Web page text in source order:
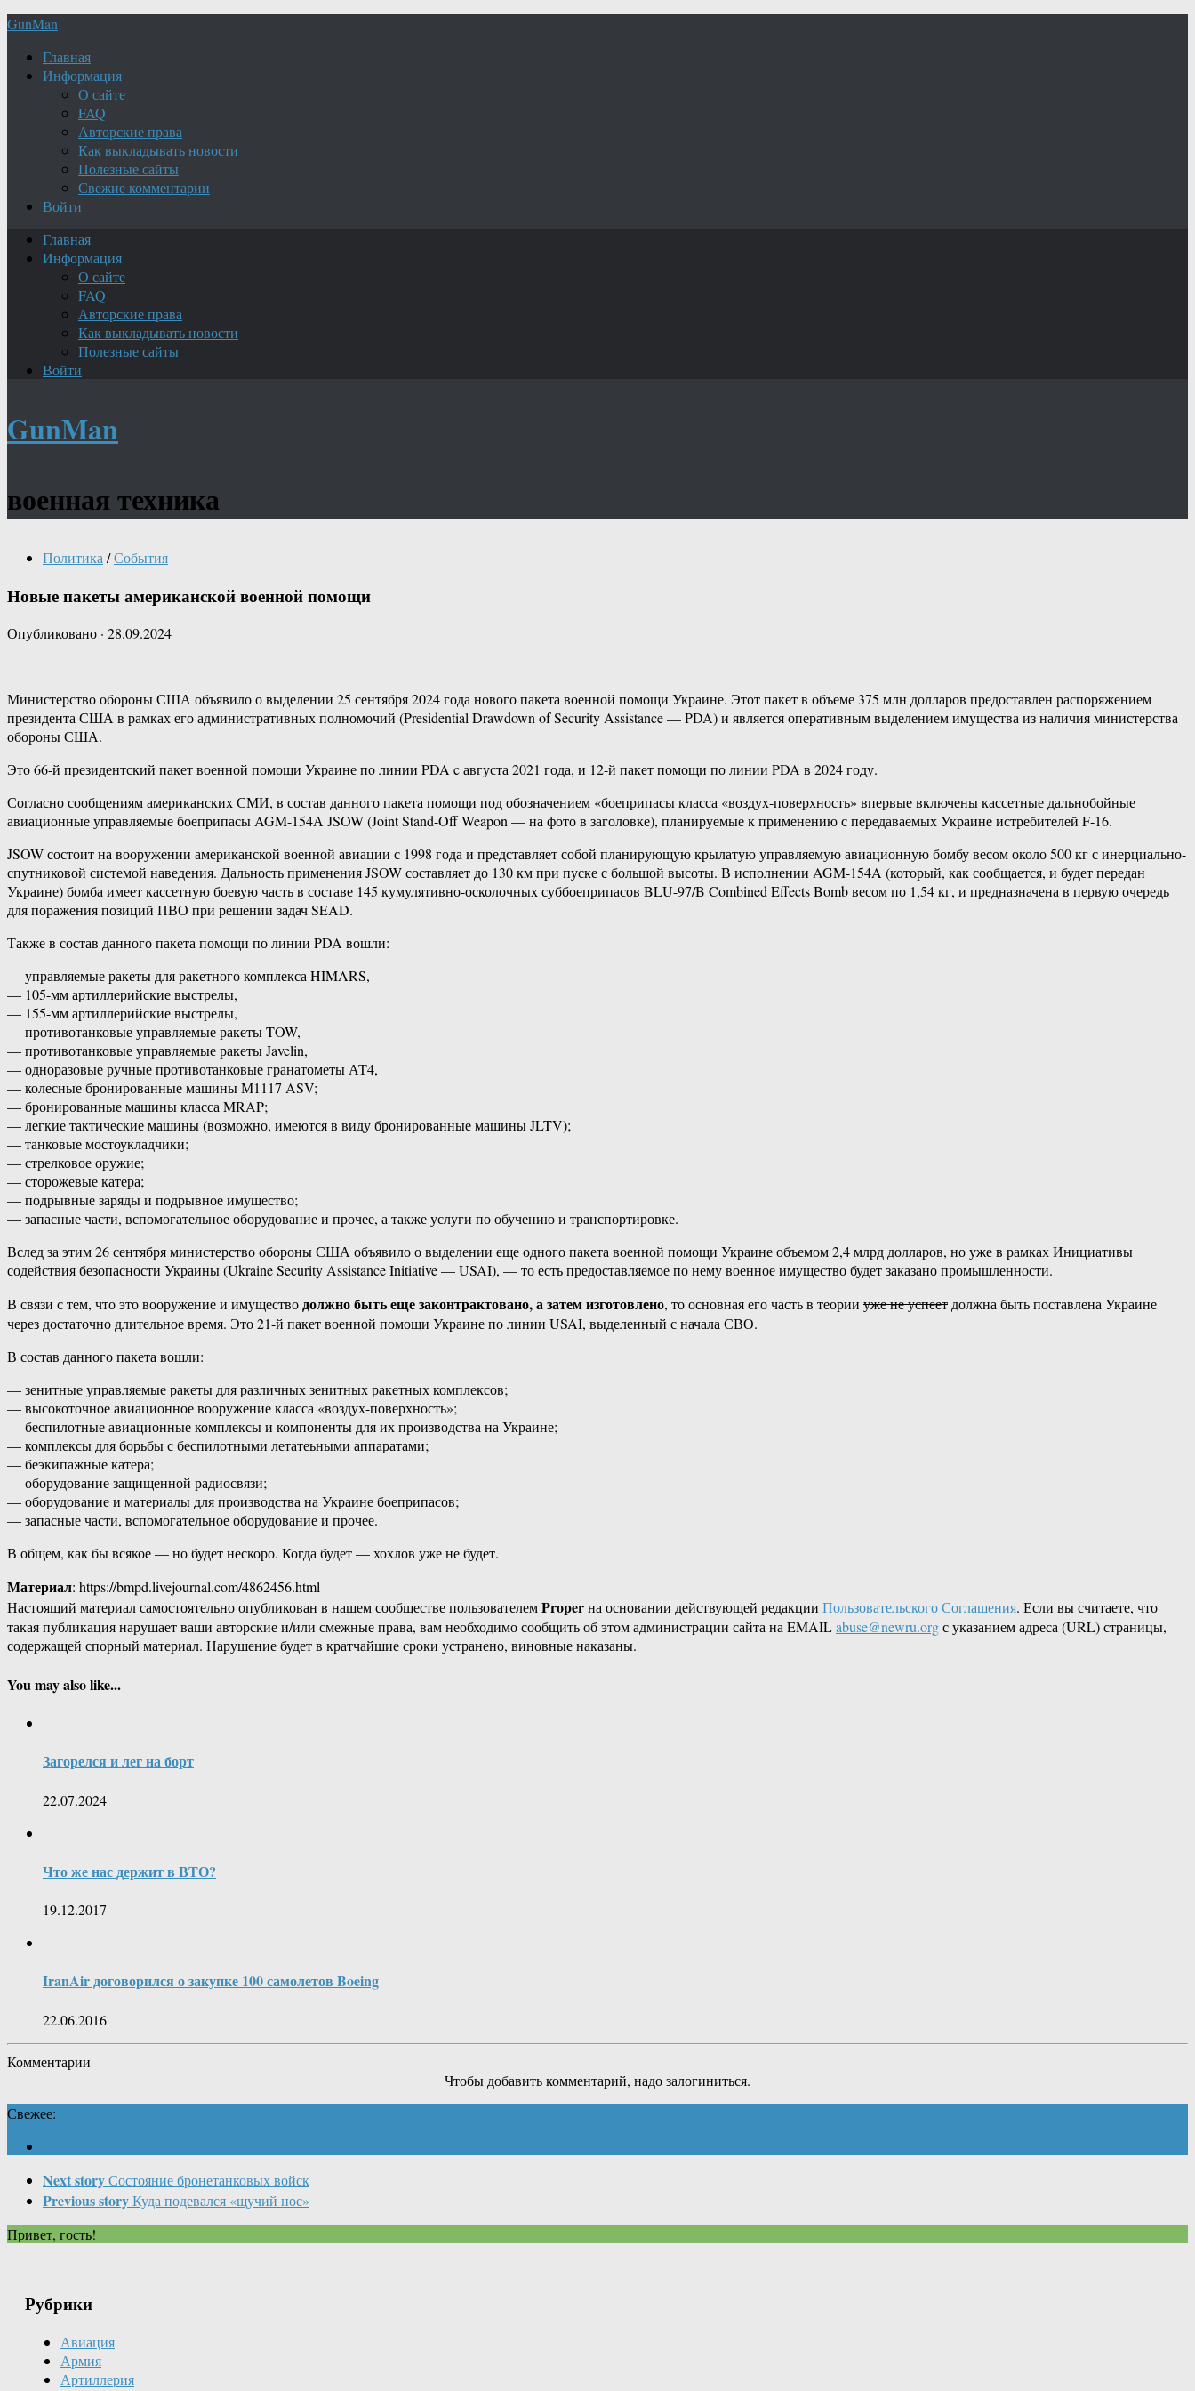
GunMan
Главная
Информация
О сайте
FAQ
Авторские права
Как выкладывать новости
Полезные сайты
Свежие комментарии
Войти
Главная
Информация
О сайте
FAQ
Авторские права
Как выкладывать новости
Полезные сайты
Войти
GunMan
военная техника
Политика /События
Новые пакеты американской военной помощи
Опубликовано · 28.09.2024
Министерство обороны США объявило о выделении 25 сентября 2024 года нового пакета военной помощи Украине. Этот пакет в объеме 375 млн долларов предоставлен распоряжением
президента США в рамках его административных полномочий (Presidential Drawdown of Security Assistance — PDA) и является оперативным выделением имущества из наличия министерства
обороны США.
Это 66-й президентский пакет военной помощи Украине по линии PDA c августа 2021 года, и 12-й пакет помощи по линии PDA в 2024 году.
Согласно сообщениям американских СМИ, в состав данного пакета помощи под обозначением «боеприпасы класса «воздух-поверхность» впервые включены кассетные дальнобойные
авиационные управляемые боеприпасы AGM-154А JSOW (Joint Stand-Off Weapon — на фото в заголовке), планируемые к применению с передаваемых Украине истребителей F-16.
JSOW состоит на вооружении американской военной авиации с 1998 года и представляет собой планирующую крылатую управляемую авиационную бомбу весом около 500 кг с инерциально-
спутниковой системой наведения. Дальность применения JSOW составляет до 130 км при пуске с большой высоты. В исполнении AGM-154A (который, как сообщается, и будет передан
Украине) бомба имеет кассетную боевую часть в составе 145 кумулятивно-осколочных суббоеприпасов BLU-97/B Combined Effects Bomb весом по 1,54 кг, и предназначена в первую очередь
для поражения позиций ПВО при решении задач SEAD.
Также в состав данного пакета помощи по линии PDA вошли:
— управляемые ракеты для ракетного комплекса HIMARS,
— 105-мм артиллерийские выстрелы,
— 155-мм артиллерийские выстрелы,
— противотанковые управляемые ракеты TOW,
— противотанковые управляемые ракеты Javelin,
— одноразовые ручные противотанковые гранатометы АТ4,
— колесные бронированные машины М1117 ASV;
— бронированные машины класса MRAP;
— легкие тактические машины (возможно, имеются в виду бронированные машины JLTV);
— танковые мостоукладчики;
— стрелковое оружие;
— сторожевые катера;
— подрывные заряды и подрывное имущество;
— запасные части, вспомогательное оборудование и прочее, а также услуги по обучению и транспортировке.
Вслед за этим 26 сентября министерство обороны США объявило о выделении еще одного пакета военной помощи Украине объемом 2,4 млрд долларов, но уже в рамках Инициативы
содействия безопасности Украины (Ukraine Security Assistance Initiative — USAI), — то есть предоставляемое по нему военное имущество будет заказано промышленности.
В связи с тем, что это вооружение и имуществодолжно быть еще законтрактовано, а затем изготовлено, то основная его часть в теории уже не успеетдолжна быть поставлена Украине
через достаточно длительное время. Это 21-й пакет военной помощи Украине по линии USAI, выделенный с начала СВО.
В состав данного пакета вошли:
— зенитные управляемые ракеты для различных зенитных ракетных комплексов;
— высокоточное авиационное вооружение класса «воздух-поверхность»;
— беспилотные авиационные комплексы и компоненты для их производства на Украине;
— комплексы для борьбы с беспилотными летатеьными аппаратами;
— беэкипажные катера;
— оборудование защищенной радиосвязи;
— оборудование и материалы для производства на Украине боеприпасов;
— запасные части, вспомогательное оборудование и прочее.
В общем, как бы всякое — но будет нескоро. Когда будет — хохлов уже не будет.
Материал: https://bmpd.livejournal.com/4862456.html
Настоящий материал самостоятельно опубликован в нашем сообществе пользователемProperна основании действующей редакции Пользовательского Соглашения. Если вы считаете, что
такая публикация нарушает ваши авторские и/или смежные права, вам необходимо сообщить об этом администрации сайта на EMAILabuse@newru.orgс указанием адреса (URL) страницы,
содержащей спорный материал. Нарушение будет в кратчайшие сроки устранено, виновные наказаны.
You may also like...
Загорелся и лег на борт
22.07.2024
Что же нас держит в ВТО?
19.12.2017
IranAir договорился о закупке 100 самолетов Boeing
22.06.2016
Комментарии
Чтобы добавить комментарий, надо залогиниться.
Свежее:
Next storyСостояние бронетанковых войск
Previous storyКуда подевался «щучий нос»
Привет, гость!
Рубрики
Авиация
Армия
Артиллерия